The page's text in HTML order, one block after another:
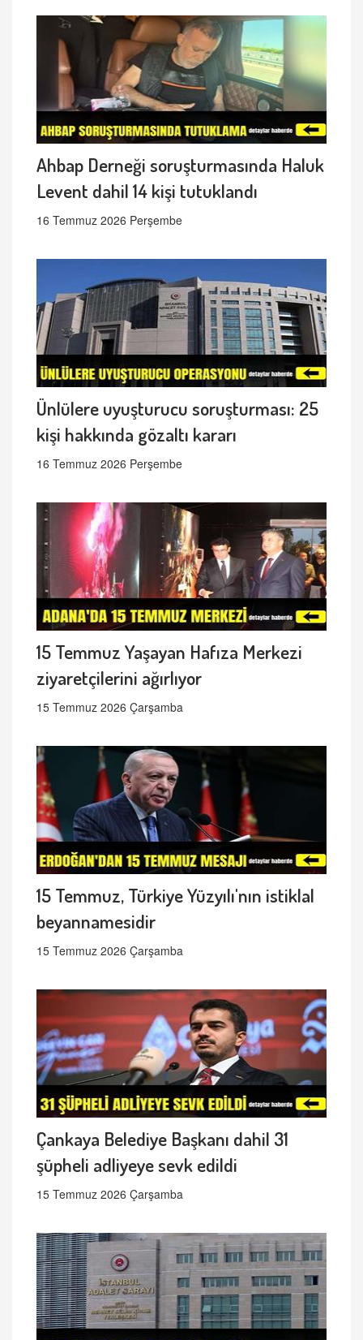
Ahbap Derneği soruşturmasında Haluk
Levent dahil 14 kişi tutuklandı
16 Temmuz 2026 Perşembe
Ünlülere uyuşturucu soruşturması: 25
kişi hakkında gözaltı kararı
16 Temmuz 2026 Perşembe
15 Temmuz Yaşayan Hafıza Merkezi
ziyaretçilerini ağırlıyor
15 Temmuz 2026 Çarşamba
15 Temmuz, Türkiye Yüzyılı'nın istiklal
beyannamesidir
15 Temmuz 2026 Çarşamba
Çankaya Belediye Başkanı dahil 31
şüpheli adliyeye sevk edildi
15 Temmuz 2026 Çarşamba